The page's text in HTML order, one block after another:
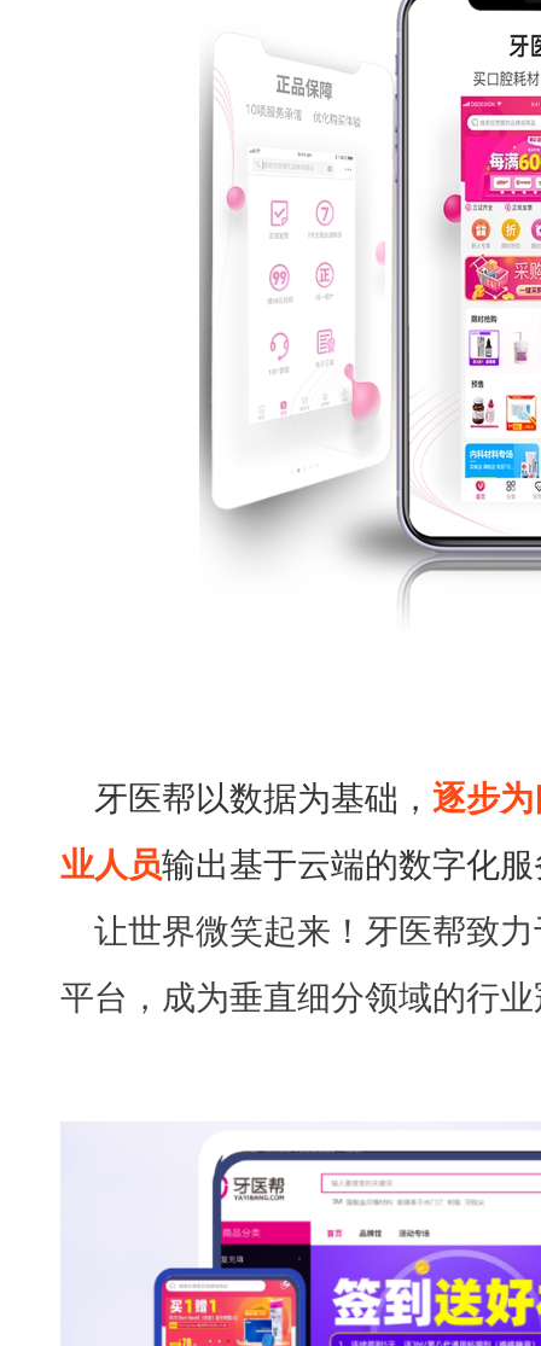
牙医帮以数据为基础， 逐步
业人员输出基于云端的数字化
让世界微笑起来！牙医帮致
平台，成为垂直细分领域的行